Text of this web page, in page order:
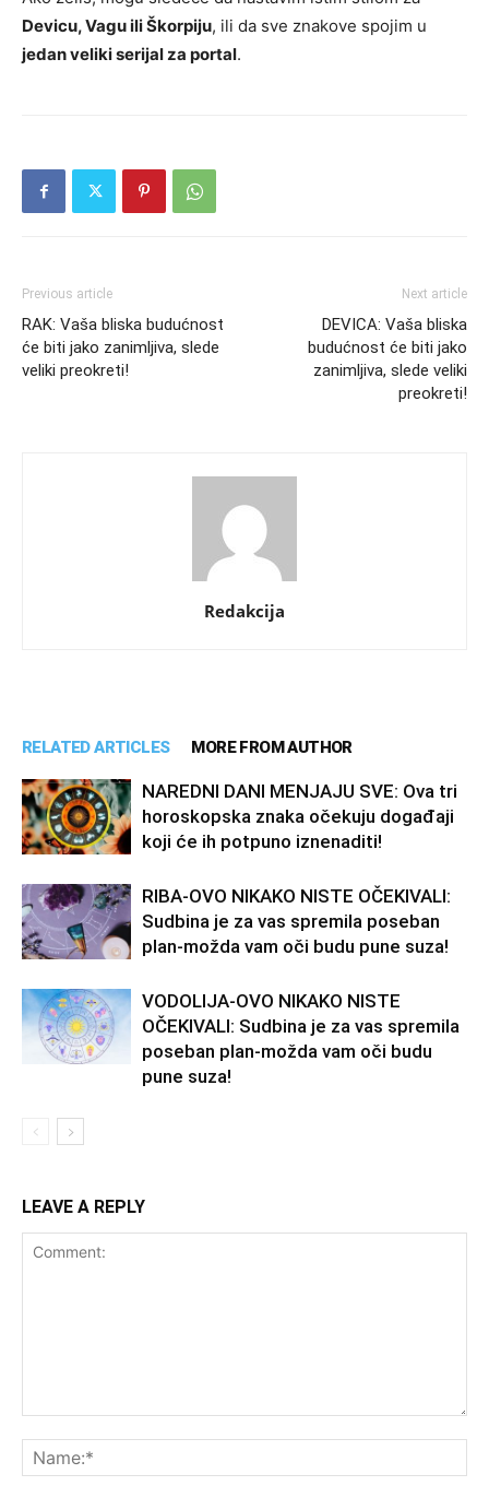
Devicu, Vagu ili Škorpiju, ili da sve znakove spojim u
jedan veliki serijal za portal.
Previous article
RAK: Vaša bliska budućnost
će biti jako zanimljiva, slede
veliki preokreti!
Next article
DEVICA: Vaša bliska
budućnost će biti jako
zanimljiva, slede veliki
preokreti!
Redakcija
RELATED ARTICLES MORE FROM AUTHOR
NAREDNI DANI MENJAJU SVE: Ova tri
horoskopska znaka očekuju događaji
koji će ih potpuno iznenaditi!
RIBA-OVO NIKAKO NISTE OČEKIVALI:
Sudbina je za vas spremila poseban
plan-možda vam oči budu pune suza!
VODOLIJA-OVO NIKAKO NISTE
OČEKIVALI: Sudbina je za vas spremila
poseban plan-možda vam oči budu
pune suza!
LEAVE A REPLY